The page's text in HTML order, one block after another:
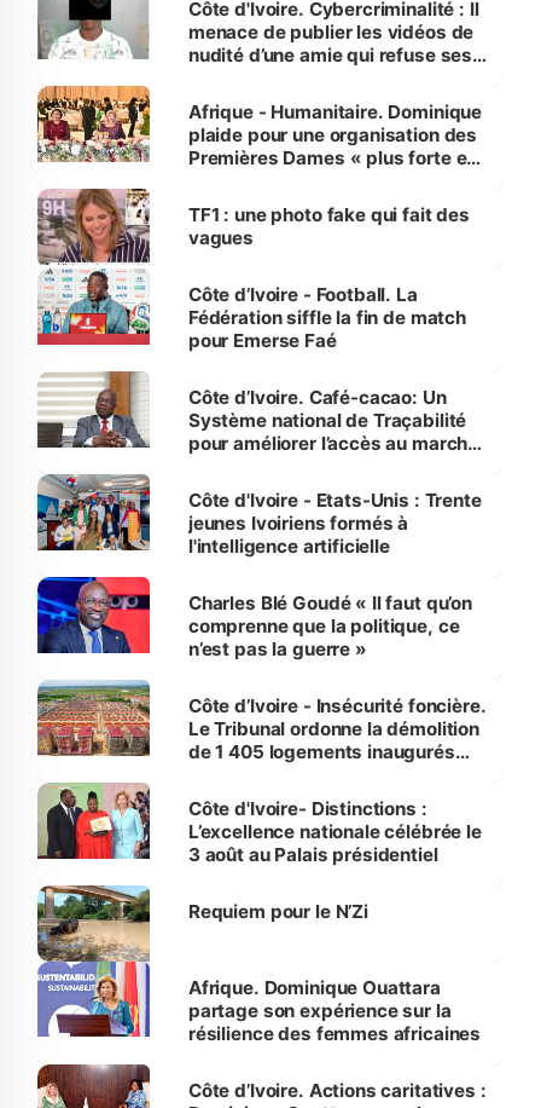
Côte d'Ivoire. Cybercriminalité : Il
menace de publier les vidéos de
nudité d’une amie qui refuse ses
Afrique - Humanitaire. Dominique
plaide pour une organisation des
Premières Dames « plus forte et
sur la scène internationale »
TF1 : une photo fake qui fait des
vagues
Côte d’Ivoire - Football. La
Fédération siffle la fin de match
pour Emerse Faé
Côte d’Ivoire. Café-cacao: Un
Système national de Traçabilité
pour améliorer l’accès au marché
Côte d'Ivoire - Etats-Unis : Trente
jeunes Ivoiriens formés à
l'intelligence artificielle
Charles Blé Goudé « Il faut qu’on
comprenne que la politique, ce
n’est pas la guerre »
Côte d’Ivoire - Insécurité foncière.
Le Tribunal ordonne la démolition
de 1 405 logements inaugurés
Bassam
Côte d'Ivoire- Distinctions :
L’excellence nationale célébrée le
3 août au Palais présidentiel
Requiem pour le N’Zi
Afrique. Dominique Ouattara
partage son expérience sur la
résilience des femmes africaines
Côte d’Ivoire. Actions caritatives :